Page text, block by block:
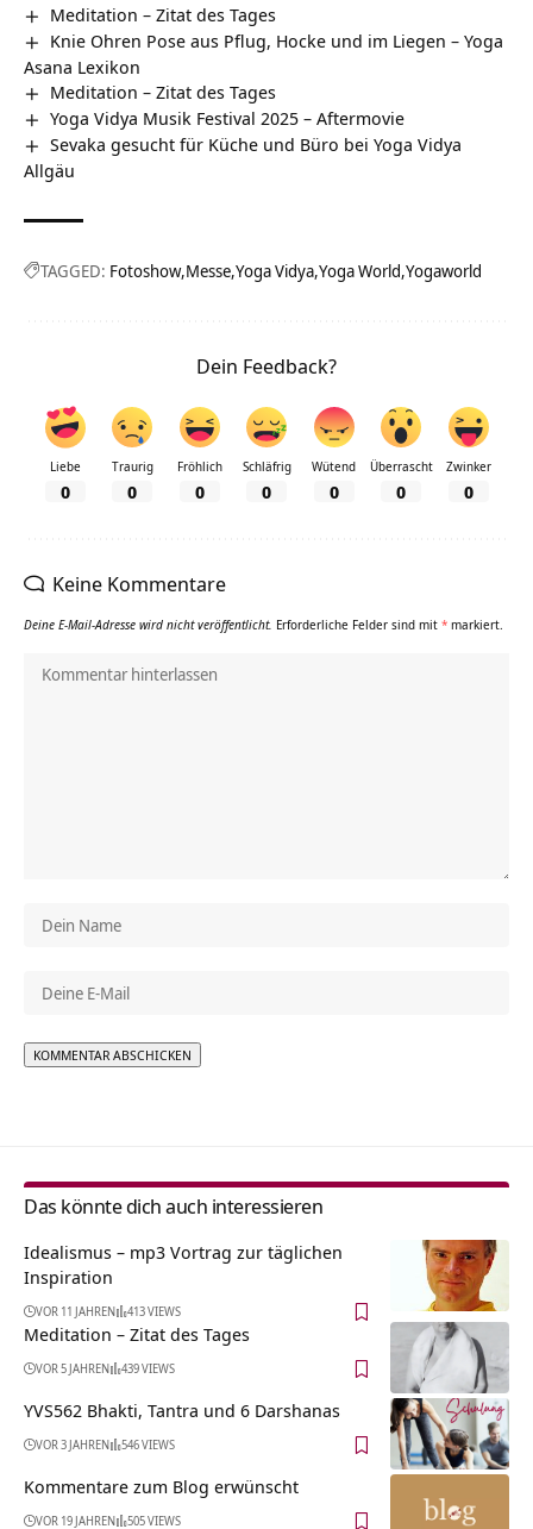
Meditation – Zitat des Tages
Knie Ohren Pose aus Pflug, Hocke und im Liegen – Yoga
Asana Lexikon
Meditation – Zitat des Tages
Yoga Vidya Musik Festival 2025 – Aftermovie
Sevaka gesucht für Küche und Büro bei Yoga Vidya
Allgäu
TAGGED: Fotoshow Messe Yoga Vidya Yoga World Yogaworld
Dein Feedback?
Liebe
0
Traurig
0
Fröhlich
0
Schläfrig
0
Wütend
0
Überrascht
0
Zwinker
0
Keine Kommentare
Deine E-Mail-Adresse wird nicht veröffentlicht. Erforderliche Felder sind mit * markiert.
Das könnte dich auch interessieren
Idealismus – mp3 Vortrag zur täglichen
Inspiration
VOR 11 JAHREN 413 VIEWS
Meditation – Zitat des Tages
VOR 5 JAHREN 439 VIEWS
YVS562 Bhakti, Tantra und 6 Darshanas
VOR 3 JAHREN 546 VIEWS
Kommentare zum Blog erwünscht
VOR 19 JAHREN 505 VIEWS